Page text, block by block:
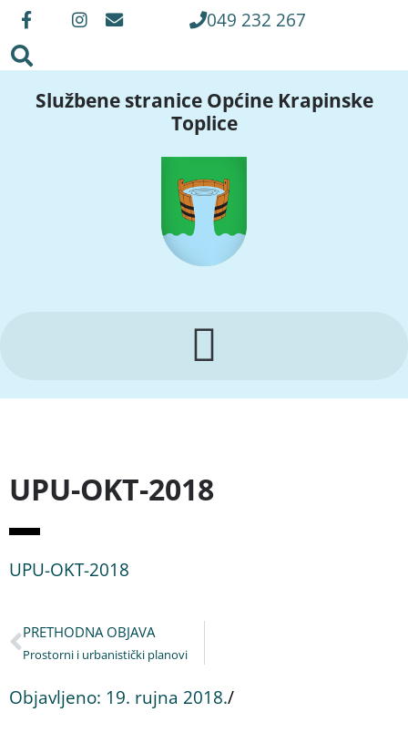
049 232 267
Službene stranice Općine Krapinske
Toplice
UPU-OKT-2018
UPU-OKT-2018
PRETHODNA OBJAVA
Prostorni i urbanistički planovi
Objavljeno: 19. rujna 2018./